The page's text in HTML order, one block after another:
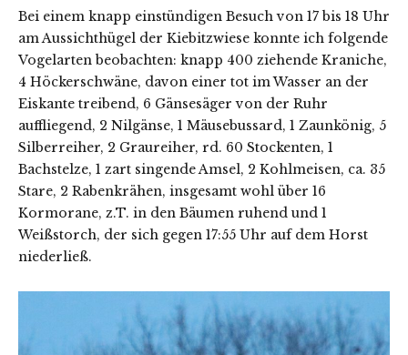
Bei einem knapp einstündigen Besuch von 17 bis 18 Uhr
am Aussichthügel der Kiebitzwiese konnte ich folgende
Vogelarten beobachten: knapp 400 ziehende Kraniche,
4 Höckerschwäne, davon einer tot im Wasser an der
Eiskante treibend, 6 Gänsesäger von der Ruhr
auffliegend, 2 Nilgänse, 1 Mäusebussard, 1 Zaunkönig, 5
Silberreiher, 2 Graureiher, rd. 60 Stockenten, 1
Bachstelze, 1 zart singende Amsel, 2 Kohlmeisen, ca. 35
Stare, 2 Rabenkrähen, insgesamt wohl über 16
Kormorane, z.T. in den Bäumen ruhend und 1
Weißstorch, der sich gegen 17:55 Uhr auf dem Horst
niederließ.